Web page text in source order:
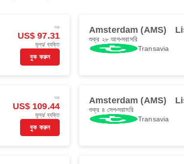
শুরু
US$ 97.31
মূল্য/ ব্যক্তি
বুক করুন
Amsterdam (AMS)
শুক্র ২৮ আগসরাসরি
Transavia
শুরু
US$ 109.44
মূল্য/ ব্যক্তি
বুক করুন
Amsterdam (AMS)
শুক্র ৪ সেপসরাসরি
Transavia